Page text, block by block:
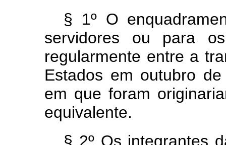
§ 1º O
servidores ou para
regularmente entre a
Estados em outubro
em que foram
equivalente.
§ 2º Os integrantes